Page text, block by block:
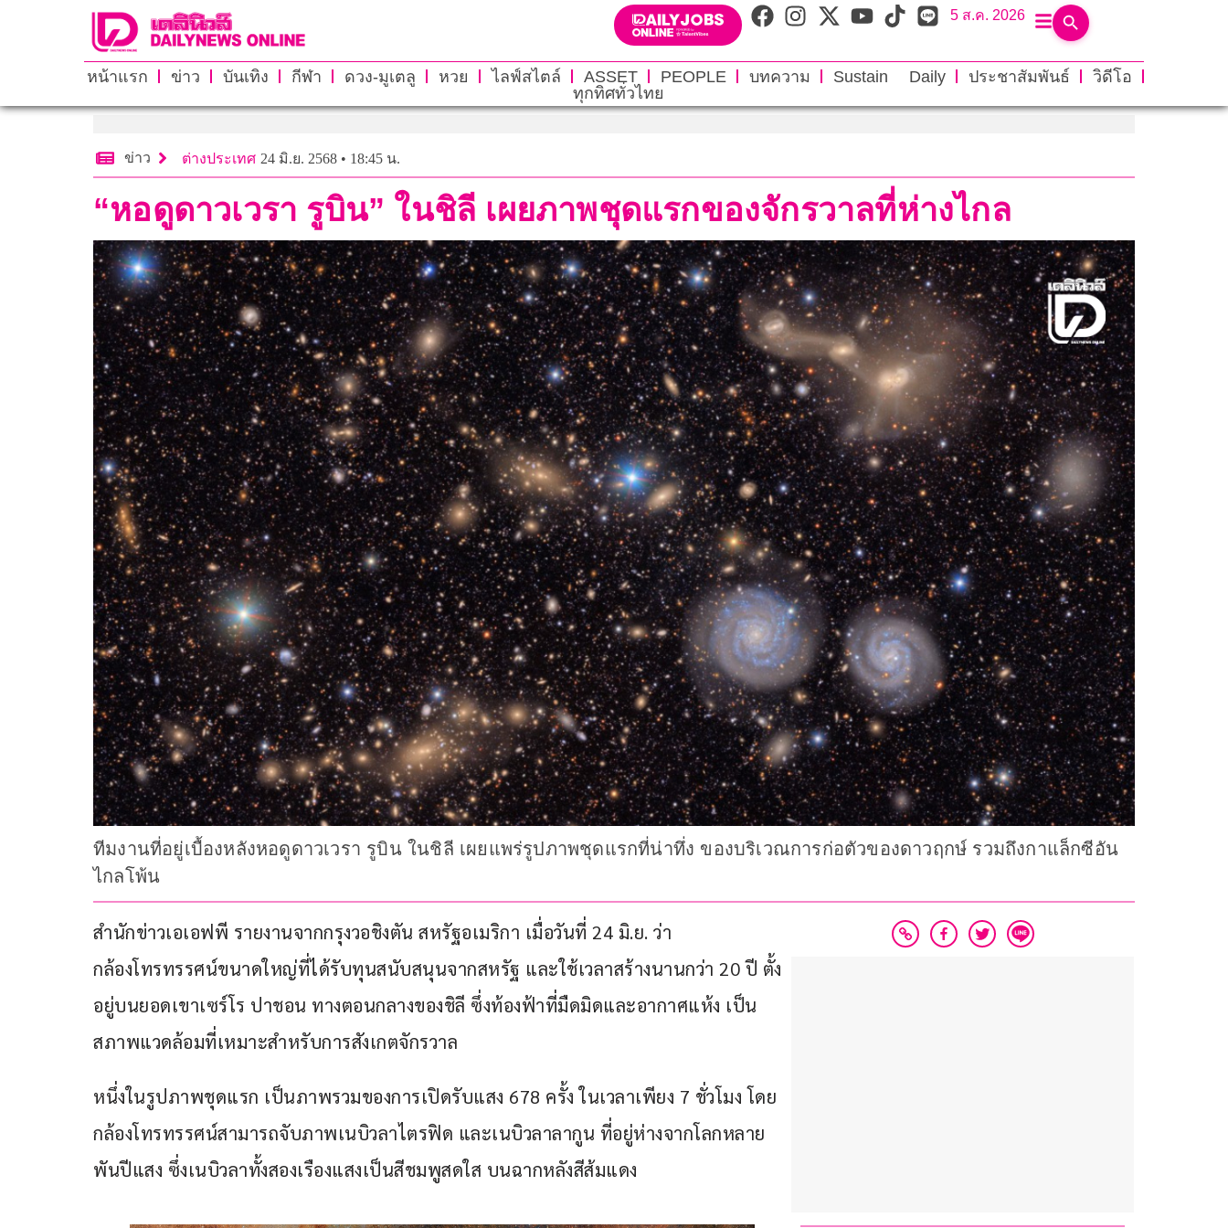
5 ส.ค. 2026
หน้าแรก ข่าว บันเทิง กีฬา ดวง-มูเตลู หวย ไลฟ์สไตล์ ASSET PEOPLE บทความ Sustain Daily ประชาสัมพันธ์
วิดีโอ
ทุกทิศทั่วไทย
ข่าว ต่างประเทศ 24 มิ.ย. 2568 • 18:45 น.
“หอดูดาวเวรา รูบิน” ในชิลี เผยภาพชุดแรกของจักรวาลที่ห่างไกล
ทีมงานที่อยู่เบื้องหลังหอดูดาวเวรา รูบิน ในชิลี เผยแพร่รูปภาพชุดแรกที่น่าทึ่ง ของบริเวณการก่อตัวของดาวฤกษ์ รวมถึงกาแล็กซีอัน
ไกลโพ้น
สำนักข่าวเอเอฟพี รายงานจากกรุงวอชิงตัน สหรัฐอเมริกา เมื่อวันที่ 24 มิ.ย. ว่า
กล้องโทรทรรศน์ขนาดใหญ่ที่ได้รับทุนสนับสนุนจากสหรัฐ และใช้เวลาสร้างนานกว่า 20 ปี ตั้ง
อยู่บนยอดเขาเซร์โร ปาชอน ทางตอนกลางของชิลี ซึ่งท้องฟ้าที่มืดมิดและอากาศแห้ง เป็น
สภาพแวดล้อมที่เหมาะสำหรับการสังเกตจักรวาล
หนึ่งในรูปภาพชุดแรก เป็นภาพรวมของการเปิดรับแสง 678 ครั้ง ในเวลาเพียง 7 ชั่วโมง โดย
กล้องโทรทรรศน์สามารถจับภาพเนบิวลาไตรฟิด และเนบิวลาลากูน ที่อยู่ห่างจากโลกหลาย
พันปีแสง ซึ่งเนบิวลาทั้งสองเรืองแสงเป็นสีชมพูสดใส บนฉากหลังสีส้มแดง